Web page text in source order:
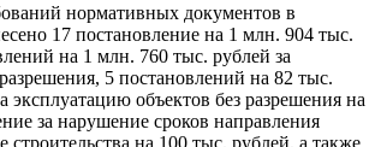
нормативных документов в
17 постановление на 1 млн. 904 тыс.
на 1 млн. 760 тыс. рублей за
5 постановлений на 82 тыс.
эксплуатацию объектов без разрешения на
за нарушение сроков направления
строительства на 100 тыс. рублей, а также